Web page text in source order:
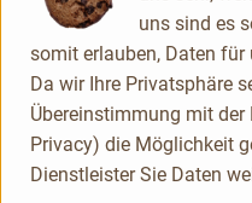
Herkunft
Deutschland
Dr. Hauschka
uns sind es
somit erlauben, Daten
Da wir Ihre Privatsphäre
Übereinstimmung mit der
Privacy) die Möglichkeit
Dienstleister Sie Daten